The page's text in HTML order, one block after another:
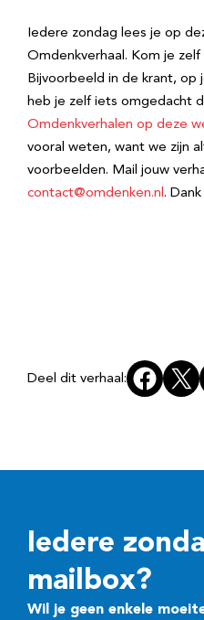
Iedere zondag lees je op
Omdenkverhaal. Kom je zelf
Bijvoorbeeld in de krant, op
heb je zelf iets omgedacht
Omdenkverhalen op deze
vooral weten, want we zijn
voorbeelden. Mail jouw
contact@omdenken.nl.
Deel dit verhaal: Facebook
X
Iedere
mailbox?
Wil je geen enkele